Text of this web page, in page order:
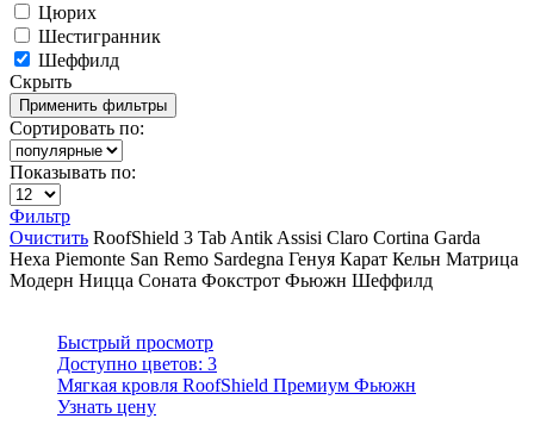
Цюрих
Шестигранник
Шеффилд
Скрыть
Сортировать по:
Показывать по:
Фильтр
Очистить RoofShield 3 Tab Antik Assisi Claro Cortina Garda
Hexa Piemonte San Remo Sardegna Генуя Карат Кельн Матрица
Модерн Ницца Соната Фокстрот Фьюжн Шеффилд
Быстрый просмотр
Доступно цветов: 3
Мягкая кровля RoofShield Премиум Фьюжн
Узнать цену